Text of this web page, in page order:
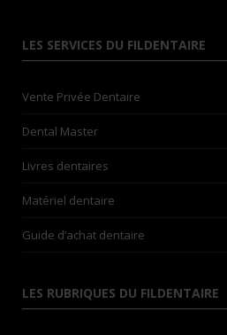
LES SERVICES DU FILDENTAIRE
Vente Privée Dentaire
Dental Master
Livres dentaires
Matériel dentaire
Guide d’achat dentaire
LES RUBRIQUES DU FILDENTAIRE